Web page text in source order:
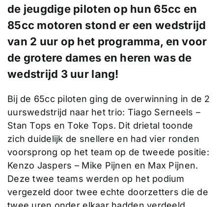
de jeugdige piloten op hun 65cc en
85cc motoren stond er een wedstrijd
van 2 uur op het programma, en voor
de grotere dames en heren was de
wedstrijd 3 uur lang!
Bij de 65cc piloten ging de overwinning in de 2
uurswedstrijd naar het trio: Tiago Serneels –
Stan Tops en Toke Tops. Dit drietal toonde
zich duidelijk de snellere en had vier ronden
voorsprong op het team op de tweede positie:
Kenzo Jaspers – Mike Pijnen en Max Pijnen.
Deze twee teams werden op het podium
vergezeld door twee echte doorzetters die de